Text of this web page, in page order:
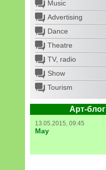
Music
Advertising
Dance
Theatre
TV, radio
Show
Tourism
Арт-блог
13.05.2015, 09:45
May